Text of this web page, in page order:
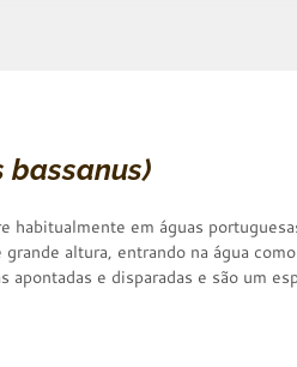
bassanus)
habitualmente em águas
altura, entrando na água
apontadas e disparadas e são um